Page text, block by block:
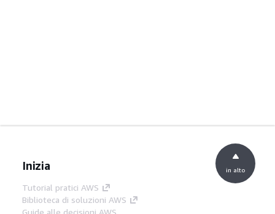
Inizia
Tutorial pratici AWS
Biblioteca di soluzioni AWS
Guide alle decisioni AWS
in alto